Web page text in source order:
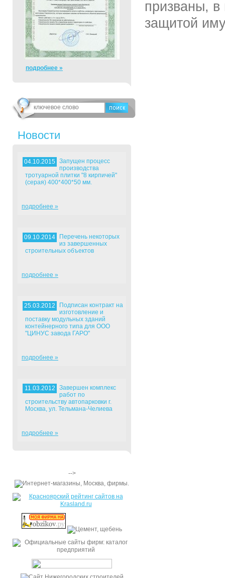
призваны,
защитой
подробнее »
Новости
04.10.2015
Запущен процесс
производства
тротуарной плитки "8 кирпичей"
(серая) 400*400*50 мм.
подробнее »
09.10.2014
Перечень некоторых
из завершенных
строительных объектов
подробнее »
25.03.2012
Подписан контракт на
изготовление и
поставку модульных зданий
контейнерного типа для ООО
"ЦИНУС завода ГАРО"
подробнее »
11.03.2012
Завершен комплекс
работ по
строительству автопарковки г.
Москва, ул. Тельмана-Челиева
подробнее »
-->